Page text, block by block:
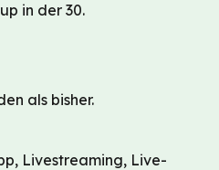
in der 30.
als bisher.
Livestreaming, Live-